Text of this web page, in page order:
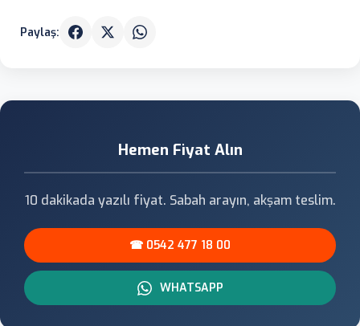
Paylaş:
Hemen Fiyat Alın
10 dakikada yazılı fiyat. Sabah arayın, akşam teslim.
☎ 0542 477 18 00
WHATSAPP